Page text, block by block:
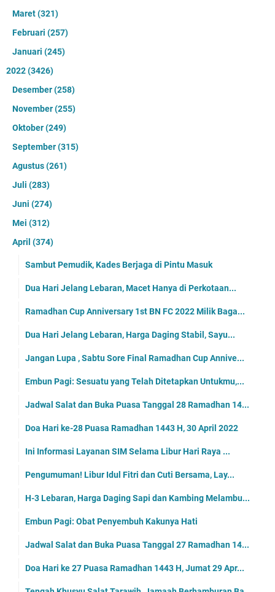
Maret(321)
Februari (257)
Januari (245)
2022(3426)
Desember(258)
November(255)
Oktober(249)
September(315)
Agustus(261)
Juli (283)
Juni (274)
Mei (312)
April (374)
Sambut Pemudik, Kades Berjaga di Pintu Masuk
Dua Hari Jelang Lebaran, Macet Hanya di Perkotaan...
Ramadhan Cup Anniversary 1st BN FC 2022 Milik Baga...
Dua Hari Jelang Lebaran, Harga Daging Stabil, Sayu...
Jangan Lupa , Sabtu Sore Final Ramadhan Cup Annive...
Embun Pagi: Sesuatu yang Telah Ditetapkan Untukmu,...
Jadwal Salat dan Buka Puasa Tanggal 28 Ramadhan 14...
Doa Hari ke-28 Puasa Ramadhan 1443 H, 30 April 2022
Ini Informasi Layanan SIM Selama Libur Hari Raya ...
Pengumuman! Libur Idul Fitri dan Cuti Bersama, Lay...
H-3 Lebaran, Harga Daging Sapi dan Kambing Melambu...
Embun Pagi: Obat Penyembuh Kakunya Hati
Jadwal Salat dan Buka Puasa Tanggal 27 Ramadhan 14...
Doa Hari ke 27 Puasa Ramadhan 1443 H, Jumat 29 Apr...